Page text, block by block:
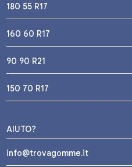
180 55 R17
160 60 R17
90 90 R21
150 70 R17
AIUTO?
info@trovagomme.it